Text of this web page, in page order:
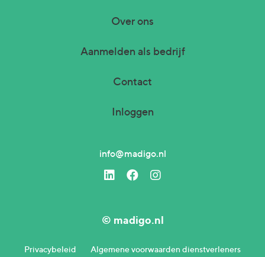
Over ons
Aanmelden als bedrijf
Contact
Inloggen
info@madigo.nl
Privacybeleid Algemene voorwaarden dienstverleners
© madigo.nl